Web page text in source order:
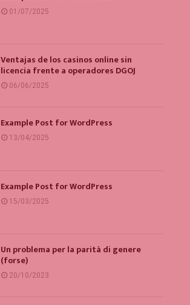
01/07/2025
Ventajas de los casinos online sin
licencia frente a operadores DGOJ
06/06/2025
Example Post for WordPress
13/04/2025
Example Post for WordPress
15/03/2025
Un problema per la parità di genere
(forse)
20/10/2023